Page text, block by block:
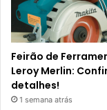
Feirão de
Leroy Merlin:
detalhes!
1 semana atrás